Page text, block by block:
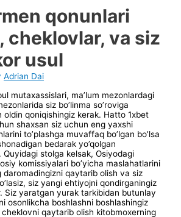
qonunlari
cheklovlar, va siz
usul
Adrian Dai
mutaxassislari, ma’lum mezonlardagi
siz bo’linma so’roviga
oldin qoniqishingiz kerak. Hatto 1xbet
shaxsan siz uchun eng yaxshi
to’plashga muvaffaq bo’lgan bo’lsa
bedarak yo’qolgan
Quyidagi stolga kelsak, Osiyodagi
komissiyalari bo’yicha maslahatlarini
daromadingizni qaytarib olish va siz
siz yangi ehtiyojni qondirganingiz
Siz yaratgan yurak tarkibidan butunlay
osonlikcha boshlashni boshlashingiz
cheklovni qaytarib olish kitobmoxerning